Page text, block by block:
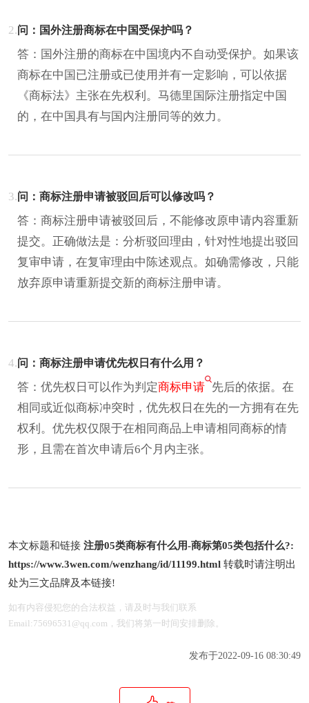
2.问：国外注册商标在中国受保护吗？
答：国外注册的商标在中国境内不自动受保护。如果该
商标在中国已注册或已使用并有一定影响，可以依据
《商标法》主张在先权利。马德里国际注册指定中国
的，在中国具有与国内注册同等的效力。
3.问：商标注册申请被驳回后可以修改吗？
答：商标注册申请被驳回后，不能修改原申请内容重新
提交。正确做法是：分析驳回理由，针对性地提出驳回
复审申请，在复审理由中陈述观点。如确需修改，只能
放弃原申请重新提交新的商标注册申请。
4.问：商标注册申请优先权日有什么用？
答：优先权日可以作为判定商标申请 先后的依据。在
相同或近似商标冲突时，优先权日在先的一方拥有在先
权利。优先权仅限于在相同商品上申请相同商标的情
形，且需在首次申请后6个月内主张。
本文标题和链接 注册05类商标有什么用-商标第05类包括什么?:
https://www.3wen.com/wenzhang/id/11199.html 转载时请注明出
处为三文品牌及本链接!
如有内容侵犯您的合法权益，请及时与我们联系
Email:75696531@qq.com，我们将第一时间安排删除。
发布于2022-09-16 08:30:49